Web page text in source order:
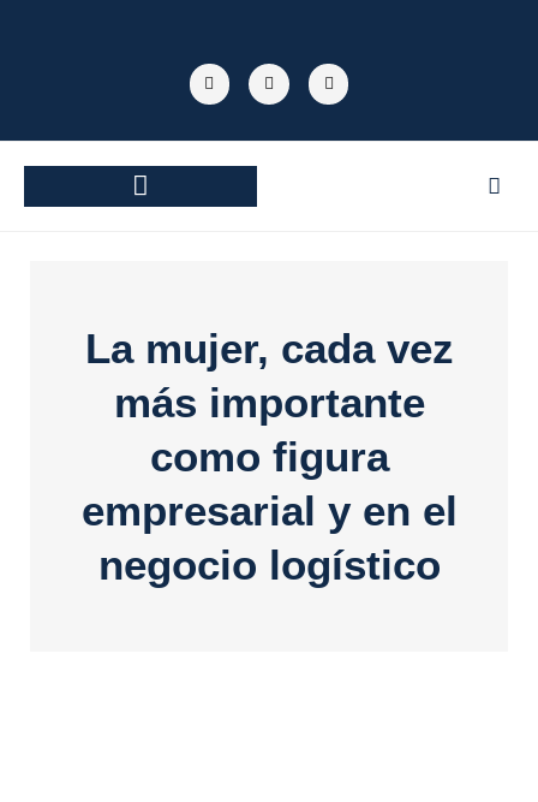
F
a
c
b
o
T
w
i
t
Y
o
u
u
La mujer, cada vez
más importante
como figura
empresarial y en el
negocio logístico